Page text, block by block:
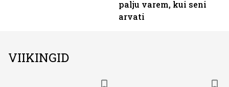
palju varem, kui seni
arvati
VIIKINGID